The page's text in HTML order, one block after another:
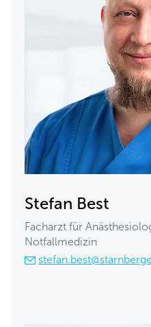
Stefan Best
Facharzt für
Notfallmedizin